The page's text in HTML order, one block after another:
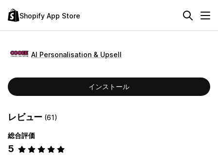
Shopify App Store
AI Personalisation & Upsell
インストール
レビュー (61)
総合評価
5